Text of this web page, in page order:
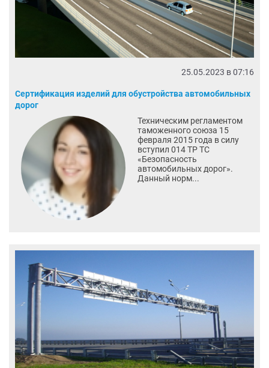
25.05.2023 в 07:16
Сертификация изделий для обустройства автомобильных
дорог
Техническим регламентом
таможенного союза 15
февраля 2015 года в силу
вступил 014 ТР ТС
«Безопасность
автомобильных дорог».
Данный норм...